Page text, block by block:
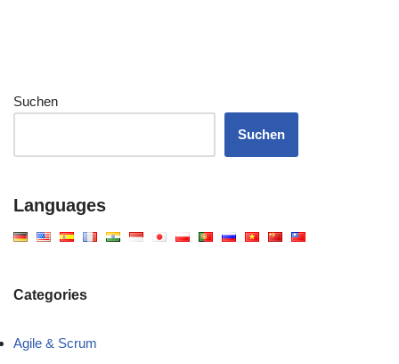
Suchen
Suchen
Languages
Categories
Agile & Scrum